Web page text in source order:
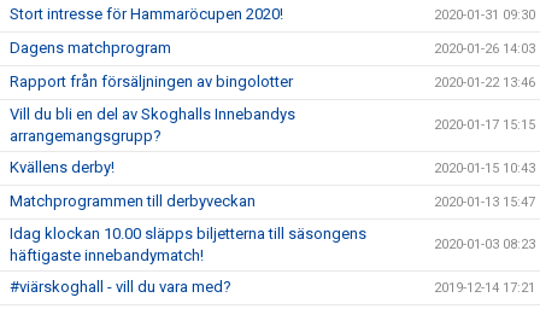
Stort intresse för Hammaröcupen 2020! 2020-01-31 09:30
Dagens matchprogram 2020-01-26 14:03
Rapport från försäljningen av bingolotter 2020-01-22 13:46
Vill du bli en del av Skoghalls Innebandys
arrangemangsgrupp?
2020-01-17 15:15
Kvällens derby! 2020-01-15 10:43
Matchprogrammen till derbyveckan 2020-01-13 15:47
Idag klockan 10.00 släpps biljetterna till säsongens
häftigaste innebandymatch!
2020-01-03 08:23
#viärskoghall - vill du vara med? 2019-12-14 17:21